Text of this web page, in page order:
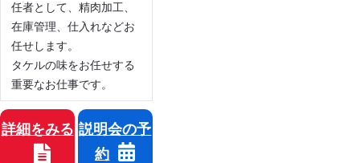
任者として、精肉加工、
在庫管理、仕入れなどお
任せします。
タケルの味をお任せする
重要なお仕事です。
詳細をみる 説明会の予
約